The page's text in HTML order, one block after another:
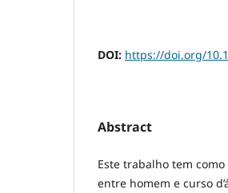
DOI: https://doi.org/
Abstract
Este trabalho tem
entre homem e curso